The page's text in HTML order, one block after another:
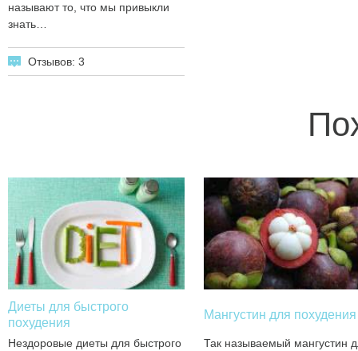
называют то, что мы привыкли
знать…
Отзывов: 3
Диеты для быстрого
похудения
Нездоровые диеты для быстрого
Мангустин для похудения
Так называемый мангустин